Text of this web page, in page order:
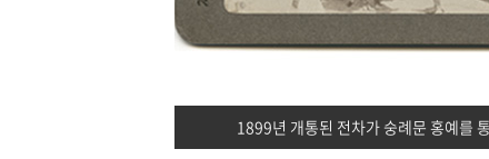
1899년 개통된 전차가 숭례문 홍예를